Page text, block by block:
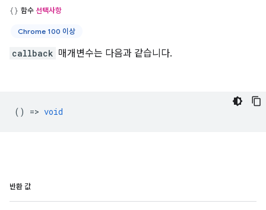
함수 선택사항
Chrome 100 이상
callback 매개변수는 다음과 같습니다.
() => void
반환 값